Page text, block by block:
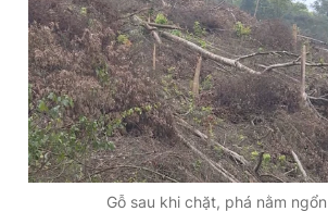
Gỗ sau khi chặt, phá nằm